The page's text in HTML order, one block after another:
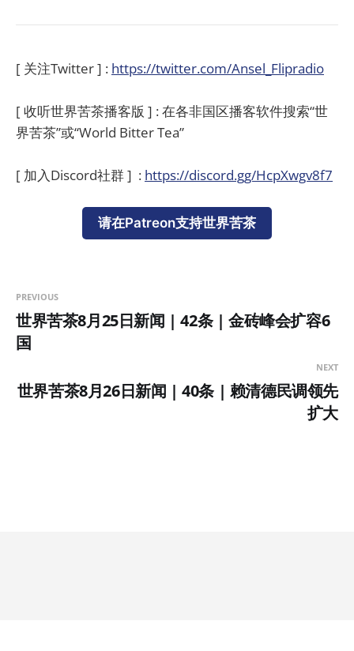
[ 关注Twitter ] : https://twitter.com/Ansel_Flipradio
[ 收听世界苦茶播客版 ] : 在各非国区播客软件搜索“世
界苦茶”或“World Bitter Tea”
[ 加入Discord社群 ] : https://discord.gg/HcpXwgv8f7
请在Patreon支持世界苦茶
PREVIOUS
世界苦茶8月25日新闻 | 42条 | 金砖峰会扩容6
国
NEXT
世界苦茶8月26日新闻 | 40条 | 赖清德民调领先
扩大